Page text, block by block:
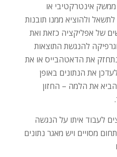
אינטרקטיבי או
ולהוציא ממנו תובנות
של אפליקציה כזאת ואת
להנגשת התוצאות
את הדאטהבייס או את
את הנתונים באופן
את הלמה – החזון
לעבוד איתו על הנגשה
מסויים ויש מאגר נתונים